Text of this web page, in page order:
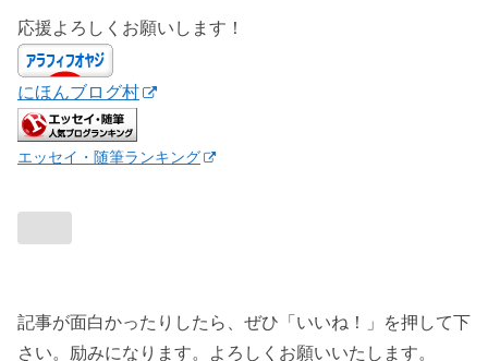
応援よろしくお願いします！
にほんブログ村
エッセイ・随筆ランキング
記事が面白かったりしたら、ぜひ「いいね！」を押して下
さい。励みになります。よろしくお願いいたします。